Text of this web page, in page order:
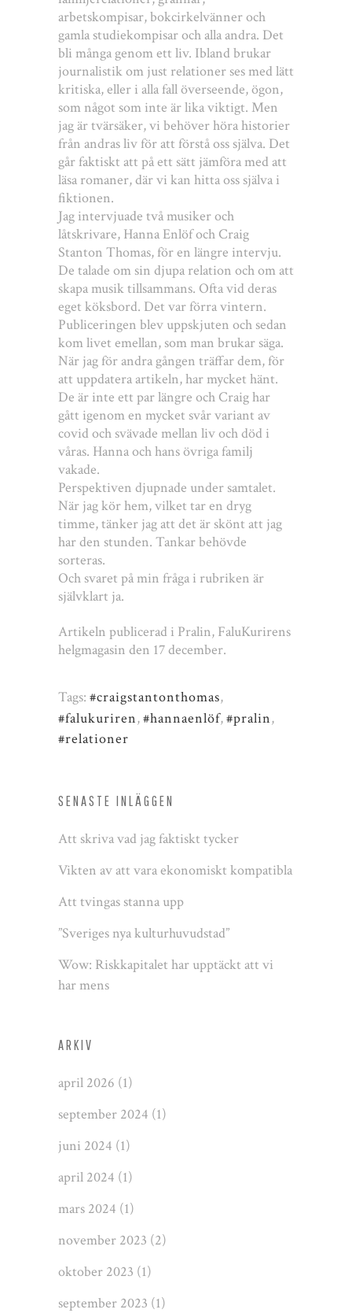
arbetskompisar, bokcirkelvänner och
gamla studiekompisar och alla andra. Det
bli många genom ett liv. Ibland brukar
journalistik om just relationer ses med lätt
kritiska, eller i alla fall överseende, ögon,
som något som inte är lika viktigt. Men
jag är tvärsäker, vi behöver höra historier
från andras liv för att förstå oss själva. Det
går faktiskt att på ett sätt jämföra med att
läsa romaner, där vi kan hitta oss själva i
fiktionen.
Jag intervjuade två musiker och
låtskrivare, Hanna Enlöf och Craig
Stanton Thomas, för en längre intervju.
De talade om sin djupa relation och om att
skapa musik tillsammans. Ofta vid deras
eget köksbord. Det var förra vintern.
Publiceringen blev uppskjuten och sedan
kom livet emellan, som man brukar säga.
När jag för andra gången träffar dem, för
att uppdatera artikeln, har mycket hänt.
De är inte ett par längre och Craig har
gått igenom en mycket svår variant av
covid och svävade mellan liv och död i
våras. Hanna och hans övriga familj
vakade.
Perspektiven djupnade under samtalet.
När jag kör hem, vilket tar en dryg
timme, tänker jag att det är skönt att jag
har den stunden. Tankar behövde
sorteras.
Och svaret på min fråga i rubriken är
självklart ja.
Artikeln publicerad i Pralin, FaluKurirens
helgmagasin den 17 december.
Tags: #craigstantonthomas,
#falukuriren,#hannaenlöf,#pralin,
#relationer
SENASTE INLÄGGEN
Att skriva vad jag faktiskt tycker
Vikten av att vara ekonomiskt kompatibla
Att tvingas stanna upp
”Sveriges nya kulturhuvudstad”
Wow: Riskkapitalet har upptäckt att vi
har mens
ARKIV
april 2026 (1)
september 2024 (1)
juni 2024 (1)
april 2024 (1)
mars 2024 (1)
november 2023 (2)
oktober 2023 (1)
september 2023 (1)